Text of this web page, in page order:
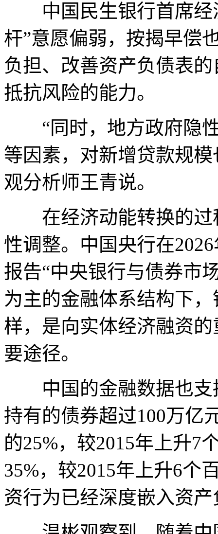
中国民生银行首席经
杆”意愿偏弱，按揭早偿
负担、改善资产负债表
抵抗风险的能力。
“同时，地方政府隐性
等因素，对新增贷款规
观分析师王青说。
在经济动能转换的过
性调整。中国央行在
报告“中央银行与债券市
为主的金融体系结构下
样，是向实体经济融资
要途径。
中国的金融数据也支
持有的债券超过100万亿
的25%，较2015年上升7
35%，较2015年上升6个
资行为已经深度嵌入资